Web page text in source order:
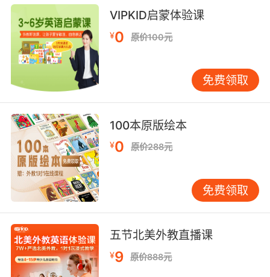
9. She told me that you moved back
temporarily.
她跟我说过你搬回去住一阵子
10. I suspect it temporarily weakened the
toxin.
我推测这暂时削弱了那种毒素
VIPKID启蒙体验课
¥0 原价100元
免费领取
100本原版绘本
¥0 原价288元
免费领取
五节北美外教直播课
¥9 原价888元